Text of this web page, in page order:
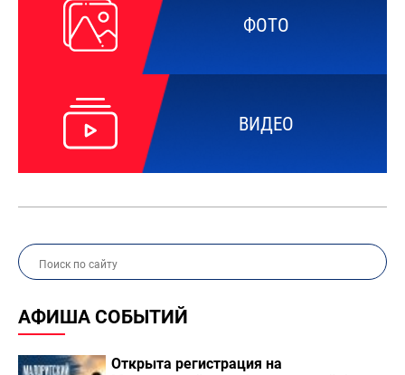
ФОТО
ВИДЕО
АФИША СОБЫТИЙ
Открыта регистрация на